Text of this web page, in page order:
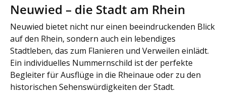
Neuwied – die Stadt am Rhein
Neuwied bietet nicht nur einen beeindruckenden Blick
auf den Rhein, sondern auch ein lebendiges
Stadtleben, das zum Flanieren und Verweilen einlädt.
Ein individuelles Nummernschild ist der perfekte
Begleiter für Ausflüge in die Rheinaue oder zu den
historischen Sehenswürdigkeiten der Stadt.